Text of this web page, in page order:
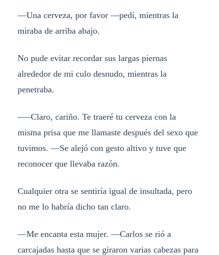
—Una cerveza, por favor —pedí, mientras la
miraba de arriba abajo.
No pude evitar recordar sus largas piernas
alrededor de mi culo desnudo, mientras la
penetraba.
–—Claro, cariño. Te traeré tu cerveza con la
misma prisa que me llamaste después del sexo que
tuvimos. —Se alejó con gesto altivo y tuve que
reconocer que llevaba razón.
Cualquier otra se sentiría igual de insultada, pero
no me lo habría dicho tan claro.
—Me encanta esta mujer. —Carlos se rió a
carcajadas hasta que se giraron varias cabezas para